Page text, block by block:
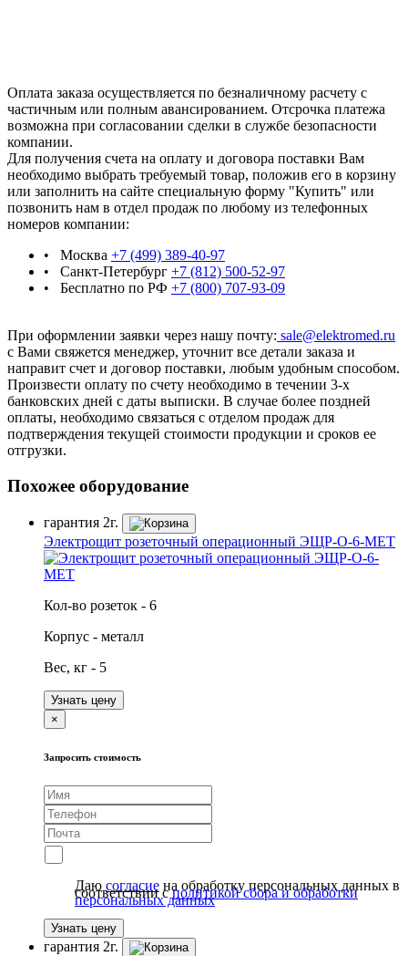
Оплата заказа осуществляется по безналичному расчету с
частичным или полным авансированием. Отсрочка платежа
возможна при согласовании сделки в службе безопасности
компании.
Для получения счета на оплату и договора поставки Вам
необходимо выбрать требуемый товар, положив его в корзину
или заполнить на сайте специальную форму "Купить" или
позвонить нам в отдел продаж по любому из телефонных
номеров компании:
• Москва +7 (499) 389-40-97
• Санкт-Петербург +7 (812) 500-52-97
• Бесплатно по РФ +7 (800) 707-93-09
При оформлении заявки через нашу почту: sale@elektromed.ru
с Вами свяжется менеджер, уточнит все детали заказа и
направит счет и договор поставки, любым удобным способом.
Произвести оплату по счету необходимо в течении 3-х
банковских дней с даты выписки. В случае более поздней
оплаты, необходимо связаться с отделом продаж для
подтверждения текущей стоимости продукции и сроков ее
отгрузки.
Похожее оборудование
гарантия 2г.
Электрощит розеточный операционный ЭЩР-О-6-МЕТ
Кол-во розеток - 6
Корпус - металл
Вес, кг - 5
Узнать цену
×
Запросить стоимость
Даю согласие на обработку персональных данных в
соответствии сполитикой сбора и обработки
персональных данных
Узнать цену
гарантия 2г.